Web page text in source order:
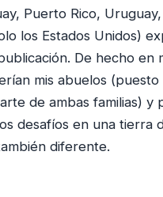
Puerto Rico,
los Estados Unidos)
De hecho en
mis abuelos
de ambas familias) y
desafíos en una tierra
diferente.